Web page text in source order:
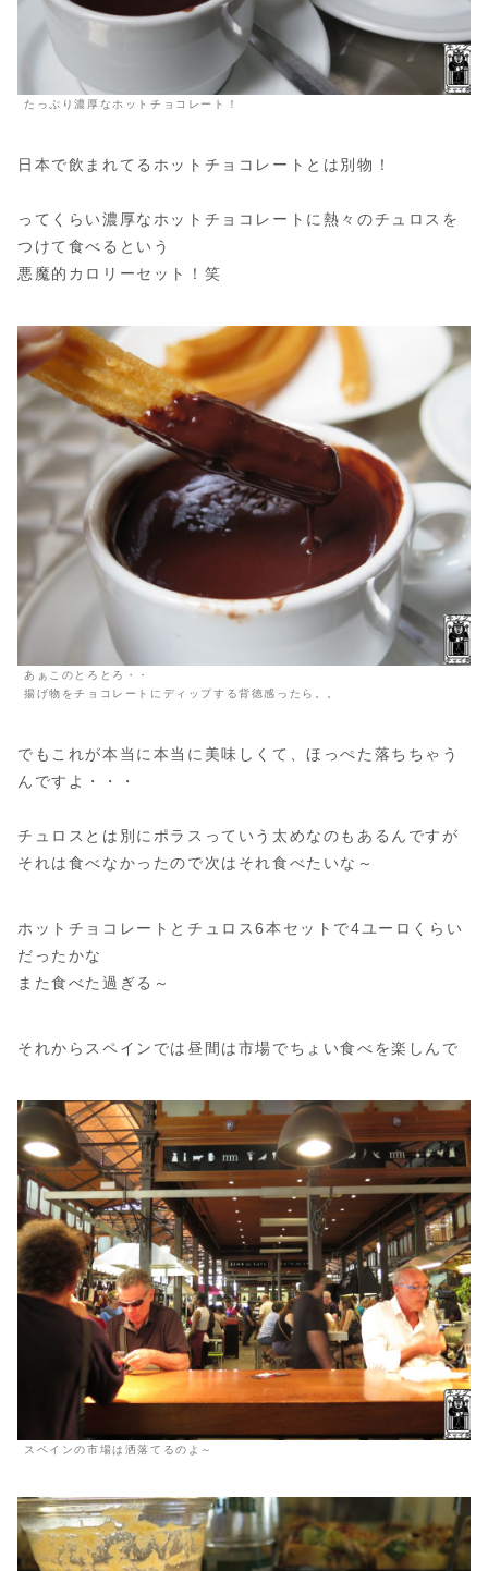
たっぷり濃厚なホットチョコレート！
日本で飲まれてるホットチョコレートとは別物！
ってくらい濃厚なホットチョコレートに熱々のチュロスを
つけて食べるという
悪魔的カロリーセット！笑
あぁこのとろとろ・・
揚げ物をチョコレートにディップする背徳感ったら。。
でもこれが本当に本当に美味しくて、ほっぺた落ちちゃう
んですよ・・・
チュロスとは別にポラスっていう太めなのもあるんですが
それは食べなかったので次はそれ食べたいな～
ホットチョコレートとチュロス6本セットで4ユーロくらい
だったかな
また食べた過ぎる～
それからスペインでは昼間は市場でちょい食べを楽しんで
スペインの市場は洒落てるのよ～